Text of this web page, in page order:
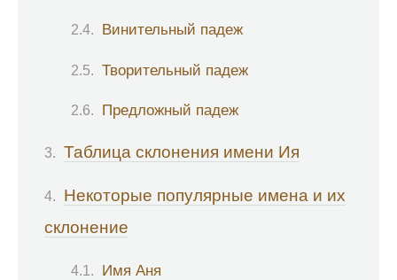
Винительный падеж
Творительный падеж
Предложный падеж
Таблица склонения имени Ия
Некоторые популярные имена и их
склонение
Имя Аня